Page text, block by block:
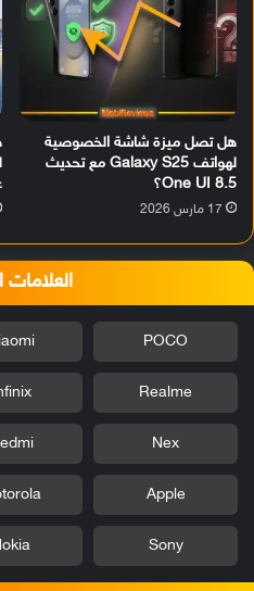
هل تصل ميزة شاشة الخصوصية
لهواتف Galaxy S25 مع تحديث
One UI 8.5؟
17 مارس 2026
العلامات
POCO
Realme
Nex
Apple
Sony